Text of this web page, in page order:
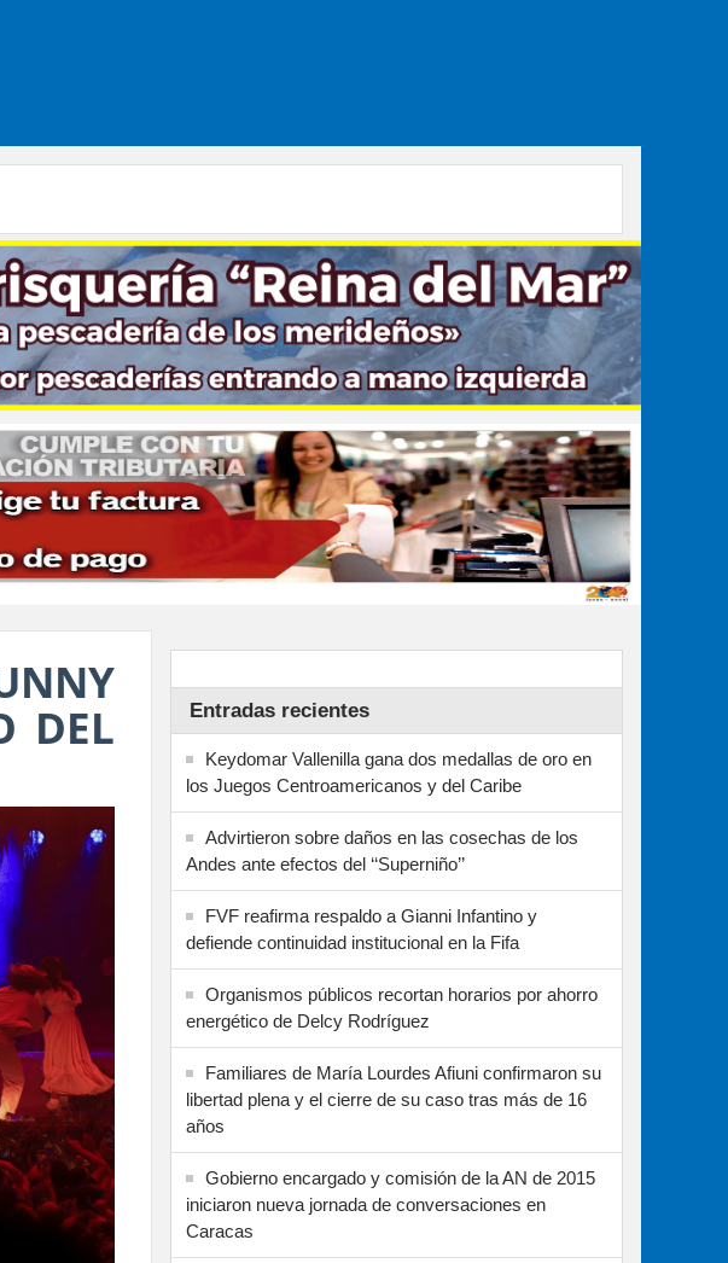
DEL
Entradas recientes
Keydomar Vallenilla gana dos medallas de oro en
los Juegos Centroamericanos y del Caribe
Advirtieron sobre daños en las cosechas de los
Andes ante efectos del ‘‘Superniño’’
FVF reafirma respaldo a Gianni Infantino y
defiende continuidad institucional en la Fifa
Organismos públicos recortan horarios por ahorro
energético de Delcy Rodríguez
Familiares de María Lourdes Afiuni confirmaron su
libertad plena y el cierre de su caso tras más de 16
años
Gobierno encargado y comisión de la AN de 2015
iniciaron nueva jornada de conversaciones en
Caracas